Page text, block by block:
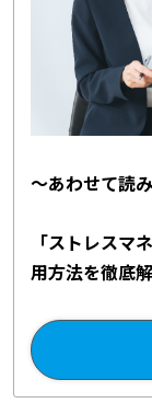
～あわせて読
「ストレスマ
用方法を徹底解